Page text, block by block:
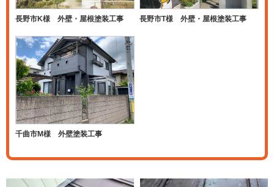
長野市K様 外壁・屋根塗装工事 長野市T様 外壁・屋根塗装工事
千曲市M様 外壁塗装工事